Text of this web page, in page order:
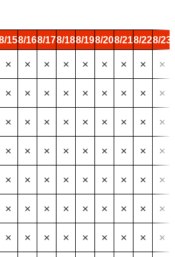
158/168/178/188/198/208/218/228/23
✕ ✕ ✕ ✕ ✕ ✕ ✕ ✕ ✕
✕ ✕ ✕ ✕ ✕ ✕ ✕ ✕ ✕
✕ ✕ ✕ ✕ ✕ ✕ ✕ ✕ ✕
✕ ✕ ✕ ✕ ✕ ✕ ✕ ✕ ✕
✕ ✕ ✕ ✕ ✕ ✕ ✕ ✕ ✕
✕ ✕ ✕ ✕ ✕ ✕ ✕ ✕ ✕
✕ ✕ ✕ ✕ ✕ ✕ ✕ ✕ ✕